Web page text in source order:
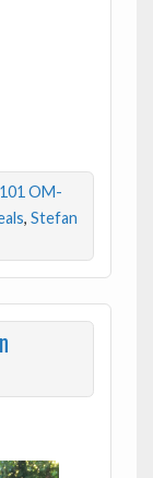
101 OM-
, Stefan